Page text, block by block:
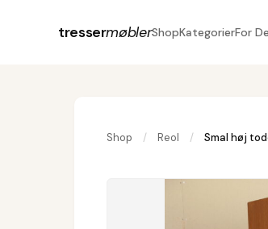
tressermøblerShopKategorierFor
Shop / Reol / Smal høj